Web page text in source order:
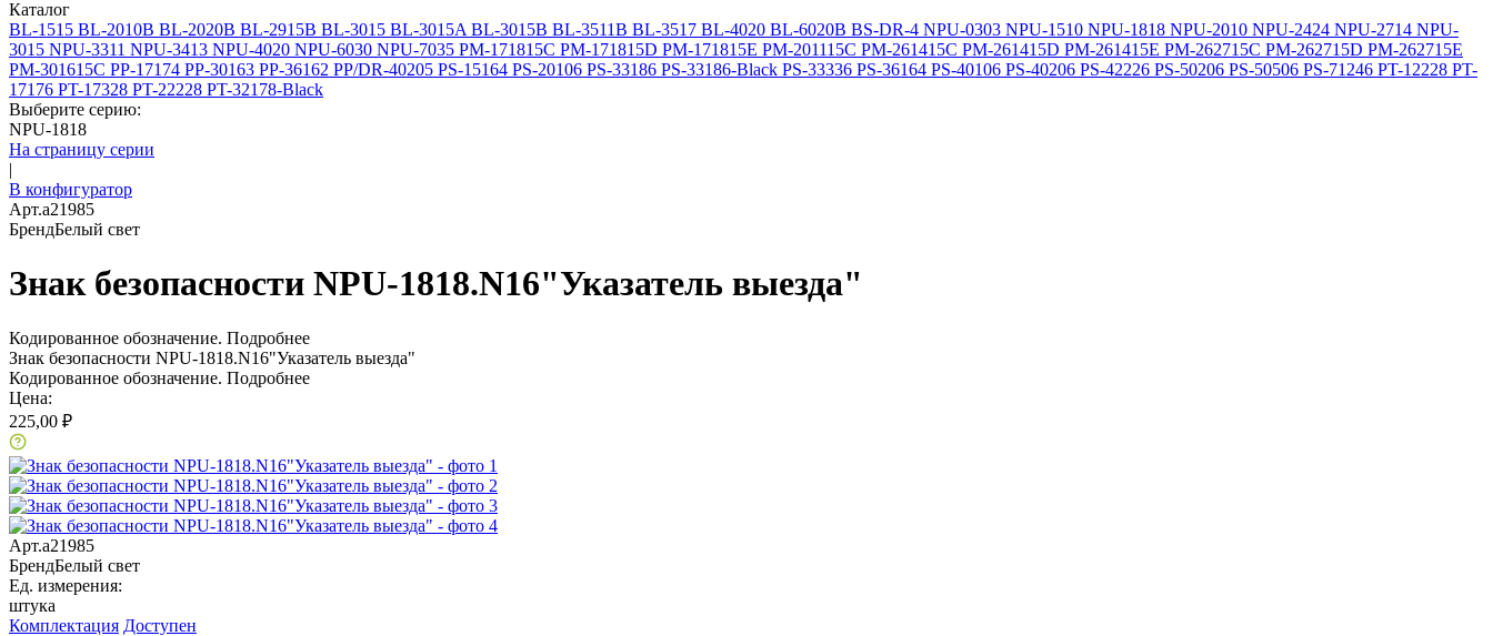
Каталог
BL-1515 BL-2010B BL-2020B BL-2915B BL-3015 BL-3015A BL-3015B BL-3511B BL-3517 BL-4020 BL-6020B BS-DR-4 NPU-0303 NPU-1510 NPU-1818 NPU-2010 NPU-2424 NPU-2714 NPU-
3015 NPU-3311 NPU-3413 NPU-4020 NPU-6030 NPU-7035 PM-171815C PM-171815D PM-171815E PM-201115C PM-261415C PM-261415D PM-261415E PM-262715C PM-262715D PM-262715E
PM-301615C PP-17174 PP-30163 PP-36162 PP/DR-40205 PS-15164 PS-20106 PS-33186 PS-33186-Black PS-33336 PS-36164 PS-40106 PS-40206 PS-42226 PS-50206 PS-50506 PS-71246 PT-12228 PT-
17176 PT-17328 PT-22228 PT-32178-Black
Выберите серию:
NPU-1818
На страницу серии
|
В конфигуратор
Арт.a21985
БрендБелый свет
Знак безопасности NPU-1818.N16"Указатель выезда"
Кодированное обозначение. Подробнее
Знак безопасности NPU-1818.N16"Указатель выезда"
Кодированное обозначение. Подробнее
Цена:
225,00 ₽
Арт.a21985
БрендБелый свет
Ед. измерения:
штука
Комплектация Доступен